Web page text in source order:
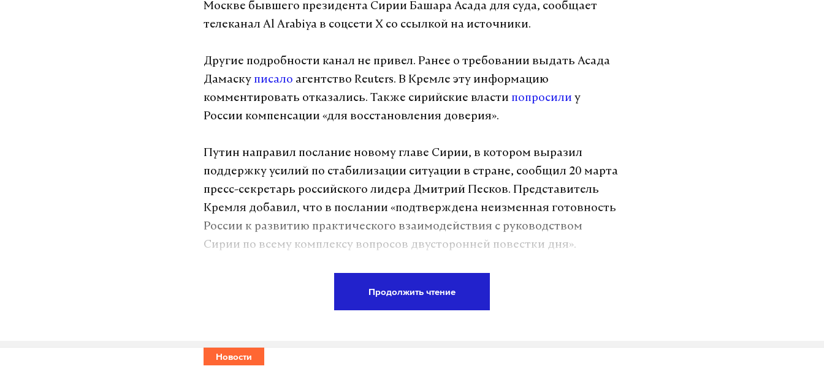
Москве бывшего президента Сирии Башара Асада для суда, сообщает
телеканал Al Arabiya в соцсети Х со ссылкой на источники.
Другие подробности канал не привел. Ранее о требовании выдать Асада
Дамаску писало агентство Reuters. В Кремле эту информацию
комментировать отказались. Также сирийские власти попросили у
России компенсации «для восстановления доверия».
Путин направил послание новому главе Сирии, в котором выразил
поддержку усилий по стабилизации ситуации в стране, сообщил 20 марта
пресс-секретарь российского лидера Дмитрий Песков. Представитель
Кремля добавил, что в послании «подтверждена неизменная готовность
России к развитию практического взаимодействия с руководством
Сирии по всему комплексу вопросов двусторонней повестки дня».
Тартус, Хама и Хомс произошли столкновения между алавитами и
Продолжить чтение
Новости